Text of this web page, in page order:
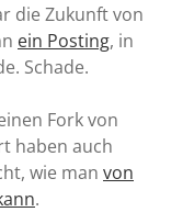
die Zukunft von
ein Posting, in
Schade.
Fork von
haben auch
wie man von
.